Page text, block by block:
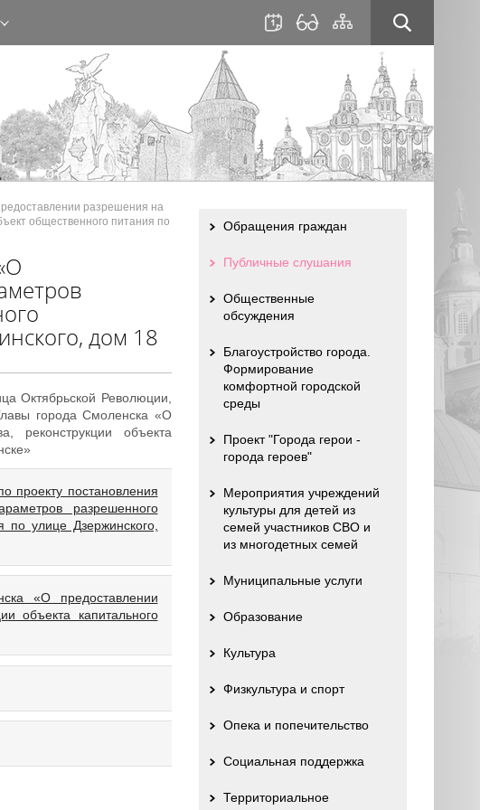
разрешения на
общественного питания по
дом 18
Октябрьской Революции,
города Смоленска «О
реконструкции объекта
проекту постановления
разрешенного
по улице Дзержинского,
«О предоставлении
объекта капитального
Обращения граждан
Публичные слушания
Общественные
обсуждения
Благоустройство города.
Формирование
комфортной городской
среды
Проект "Города герои -
города героев"
Мероприятия учреждений
культуры для детей из
семей участников СВО и
из многодетных семей
Муниципальные услуги
Образование
Культура
Физкультура и спорт
Опека и попечительство
Социальная поддержка
Территориальное